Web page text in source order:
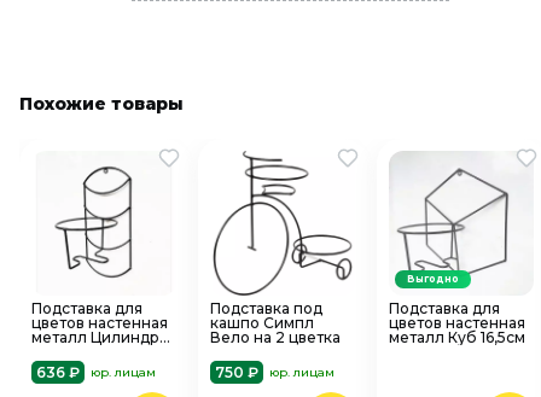
Похожие товары
Подставка для
цветов настенная
металл Цилиндр
636 ₽
юр. лицам
Подставка под
кашпо Симпл
Вело на 2 цветка
750 ₽
юр. лицам
Подставка для
цветов настенная
металл Куб 16,5см
Выгодно